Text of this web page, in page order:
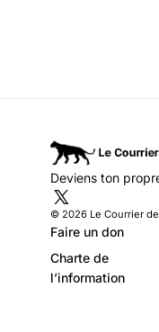
Deviens ton
© 2026 Le Courrier
Faire un don
Charte de
l’information